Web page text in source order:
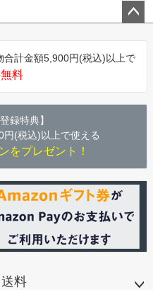
ップ
合計金額5,900円(税込)以上で
料
録特典】
(税込)以上で使える
をプレゼント！
料